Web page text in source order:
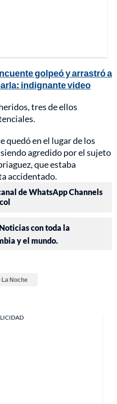
golpeó y arrastró a
indignante video
tres de ellos
quedó en el lugar de los
agredido por el sujeto
que estaba
accidentado.
de WhatsApp Channels
con toda la
y el mundo.
La Noche